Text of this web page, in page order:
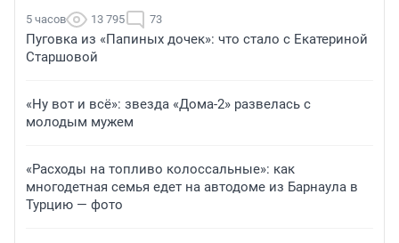
5 часов 13 795 73
Пуговка из «Папиных дочек»: что стало с Екатериной
Старшовой
«Ну вот и всё»: звезда «Дома-2» развелась с
молодым мужем
«Расходы на топливо колоссальные»: как
многодетная семья едет на автодоме из Барнаула в
Турцию — фото